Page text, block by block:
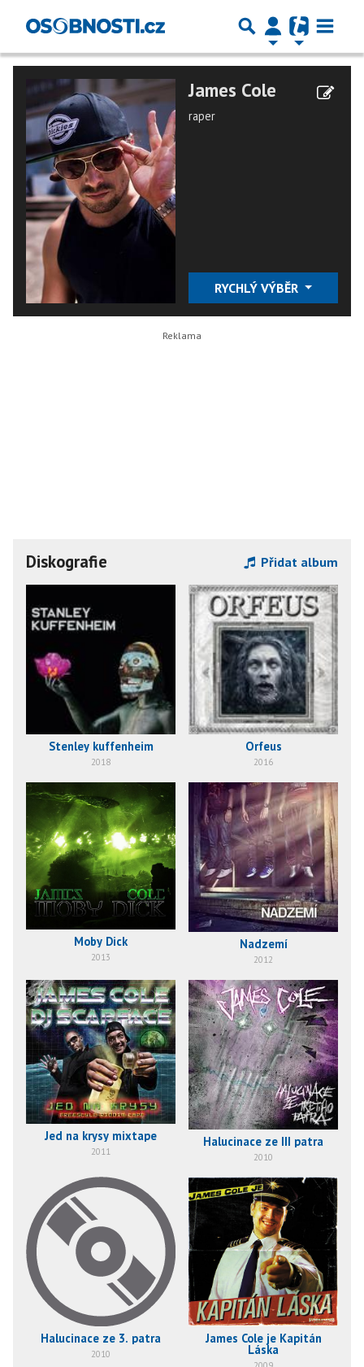
James Cole
raper
RYCHLÝ VÝBĚR
Diskografie Přidat album
Stenley kuffenheim
2018
Orfeus
2016
Moby Dick
2013
Nadzemí
2012
Jed na krysy mixtape
2011
Halucinace ze III patra
2010
Halucinace ze 3. patra
2010
James Cole je Kapitán
Láska